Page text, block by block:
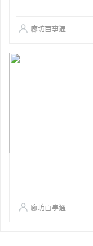
廊坊百事通
廊坊百事通